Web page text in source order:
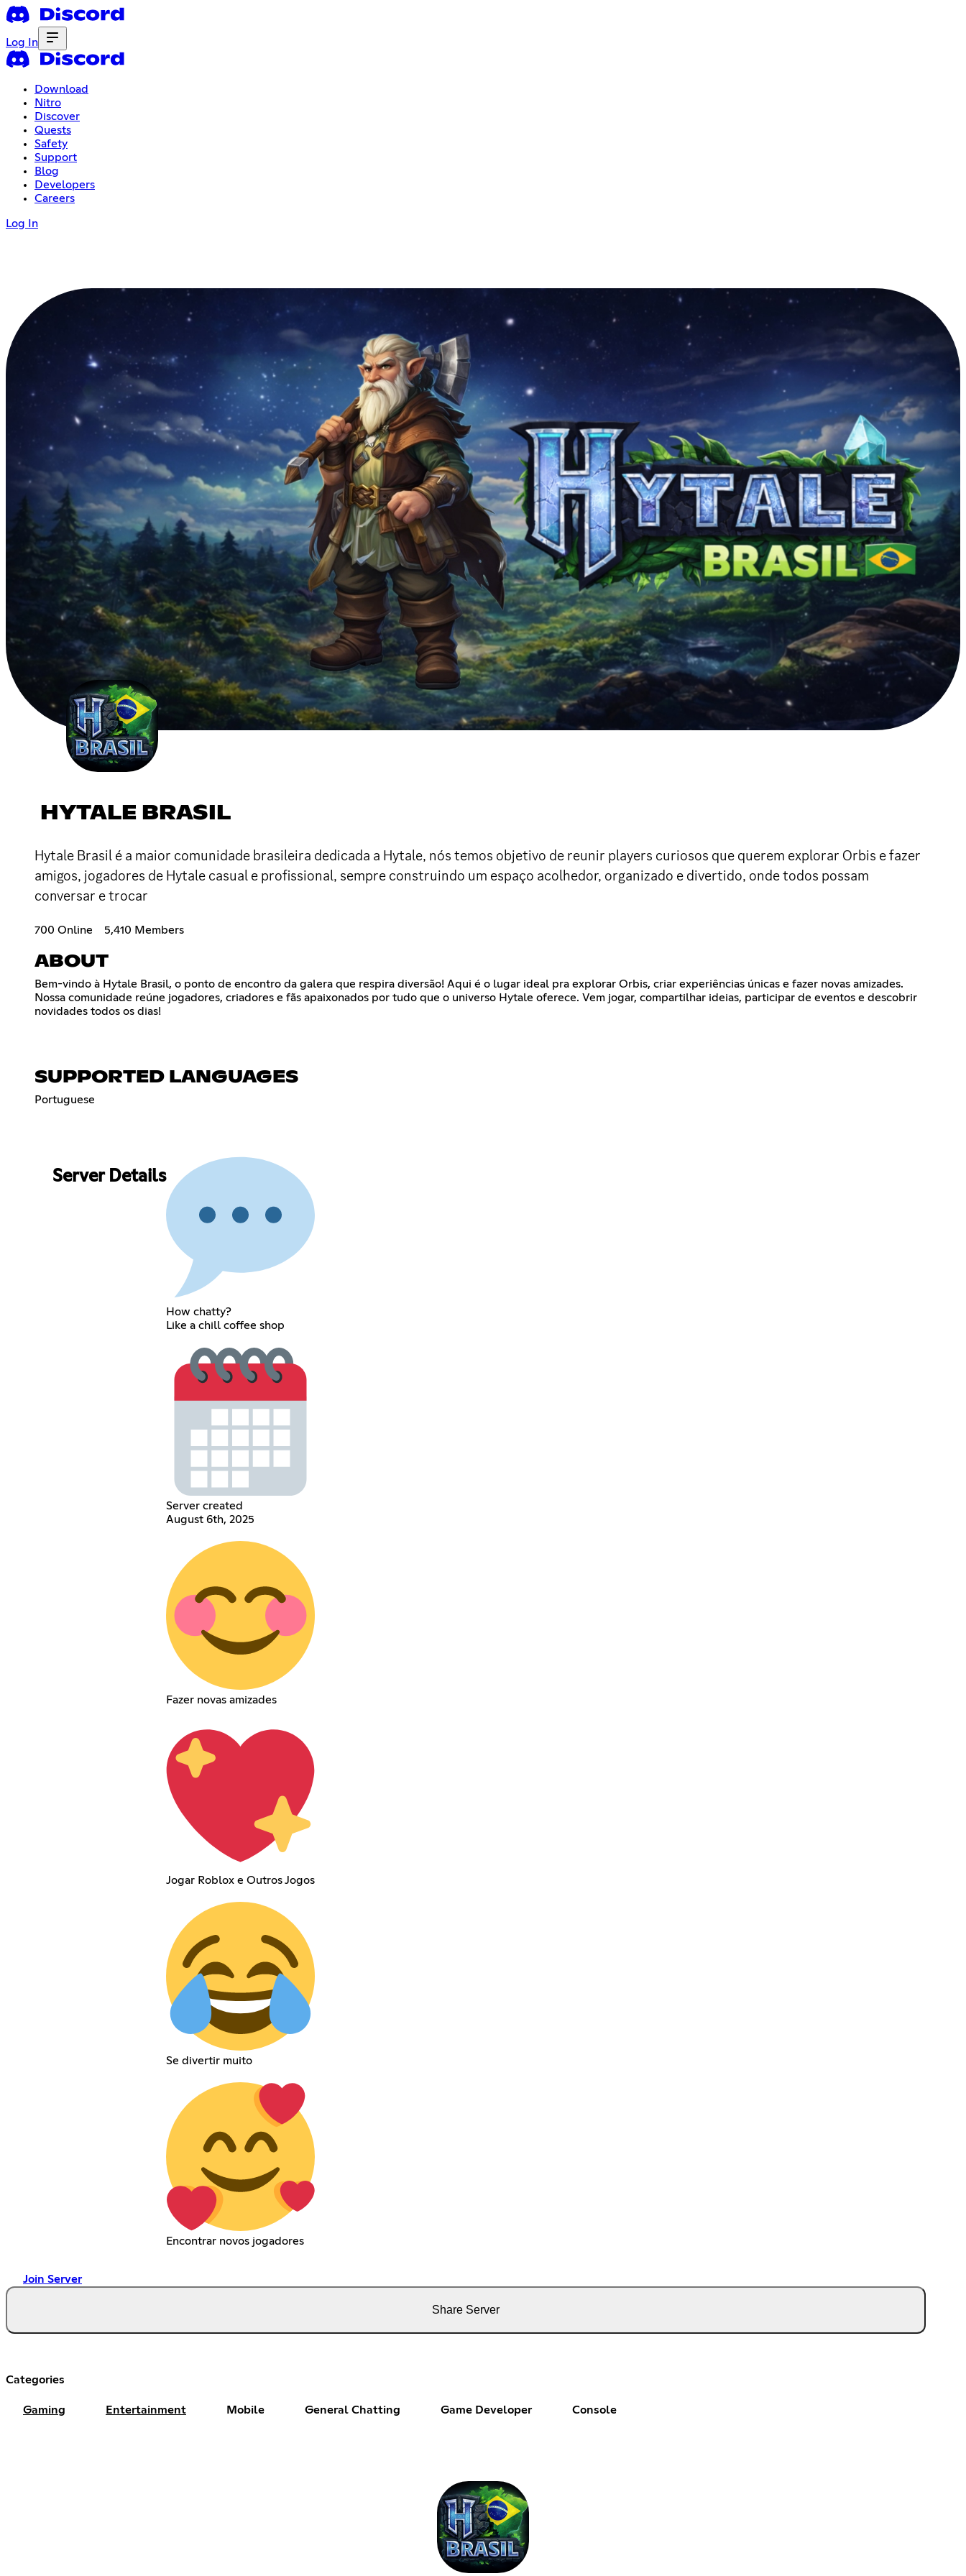
Log In
Download
Nitro
Discover
Quests
Safety
Support
Blog
Developers
Careers
Log In
HYTALE BRASIL
Hytale Brasil é a maior comunidade brasileira dedicada a Hytale, nós temos objetivo de reunir players curiosos que querem explorar Orbis e fazer
amigos, jogadores de Hytale casual e profissional, sempre construindo um espaço acolhedor, organizado e divertido, onde todos possam
conversar e trocar
700 Online 5,410 Members
ABOUT
Bem-vindo à Hytale Brasil, o ponto de encontro da galera que respira diversão! Aqui é o lugar ideal pra explorar Orbis, criar experiências únicas e fazer novas amizades.
Nossa comunidade reúne jogadores, criadores e fãs apaixonados por tudo que o universo Hytale oferece. Vem jogar, compartilhar ideias, participar de eventos e descobrir
novidades todos os dias!
SUPPORTED LANGUAGES
Portuguese
Server Details
How chatty?
Like a chill coffee shop
Server created
August 6th, 2025
Fazer novas amizades
Jogar Roblox e Outros Jogos
Se divertir muito
Encontrar novos jogadores
Join Server
Share Server
Categories
Gaming Entertainment Mobile General Chatting Game Developer Console